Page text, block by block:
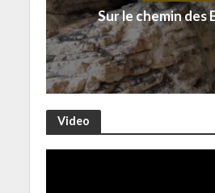
Sur le chemin des
Video